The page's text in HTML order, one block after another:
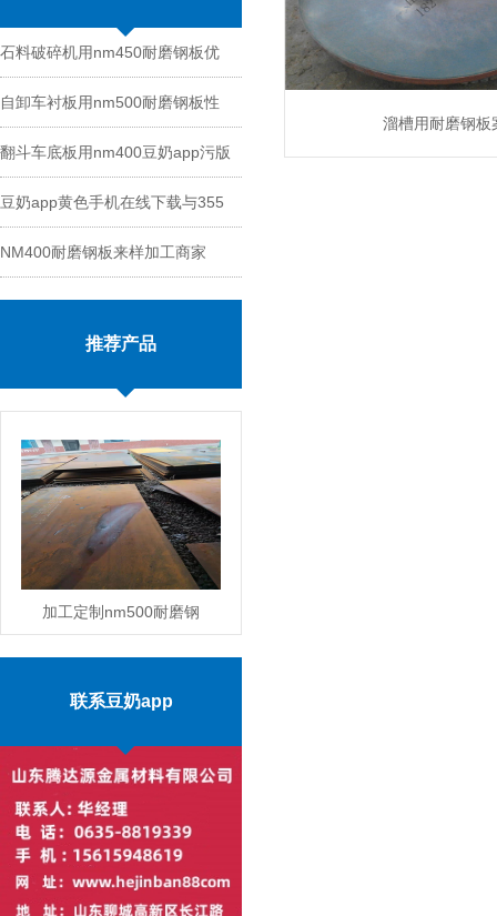
石料破碎机用nm450耐磨钢板优
势
自卸车衬板用nm500耐磨钢板性
能
翻斗车底板用nm400豆奶app污版
切割
豆奶app黄色手机在线下载与355
钢板区别
NM400耐磨钢板来样加工商家
推荐产品
加工定制nm500耐磨钢
板现货零售价格
MORE
联系豆奶app
溜槽用耐磨钢板